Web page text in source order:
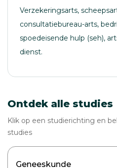
Verzekeringsarts,
consultatiebureau-arts,
spoedeisende hulp (seh),
dienst.
Ontdek alle studies
Klik op een studierichting en
studies
Geneeskunde